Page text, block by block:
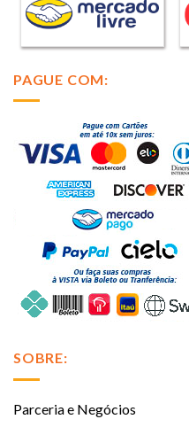
PAGUE COM:
SOBRE:
Parceria e Negócios